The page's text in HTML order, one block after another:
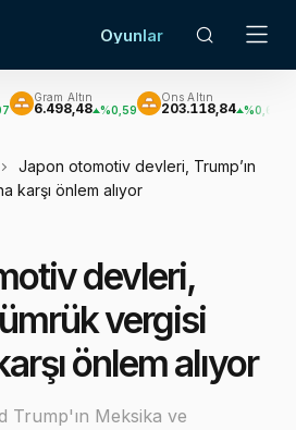
Oyunlar
Altın
%0,59
Ons Altın
203.118,84 %0,62
Japon otomotiv devleri, Trump’ın
karşı önlem alıyor
devleri,
vergisi
önlem alıyor
Trump'ın Meksika ve